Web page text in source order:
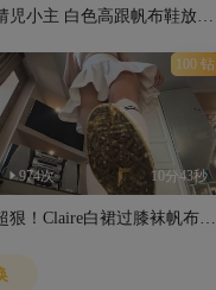
婧児小主 白色高跟帆布鞋放松解压螃蟹
100 钻
974次 10分43秒
超狠！Claire白裙过膝袜帆布鞋跳踩虫爆浆